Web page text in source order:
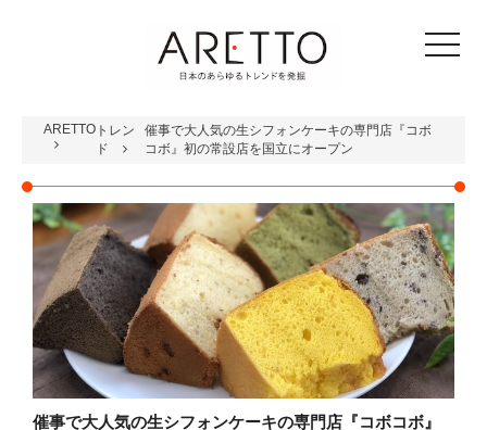
toggle
ARETTO トレン
ド
催事で大人気の生シフォンケーキの専門店『コボ
コボ』初の常設店を国立にオープン
催事で大人気の生シフォンケーキの専門店『コボコボ』